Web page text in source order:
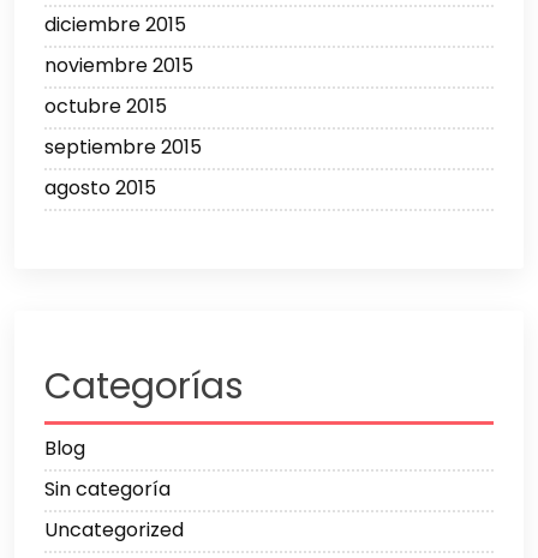
diciembre 2015
noviembre 2015
octubre 2015
septiembre 2015
agosto 2015
Categorías
Blog
Sin categoría
Uncategorized